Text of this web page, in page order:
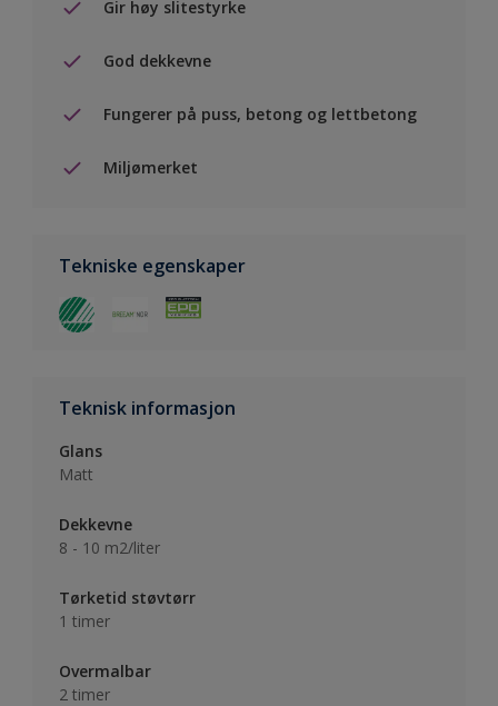
Gir høy slitestyrke
God dekkevne
Fungerer på puss, betong og lettbetong
Miljømerket
Tekniske egenskaper
Teknisk informasjon
Glans
Matt
Dekkevne
8 - 10 m2/liter
Tørketid støvtørr
1 timer
Overmalbar
2 timer